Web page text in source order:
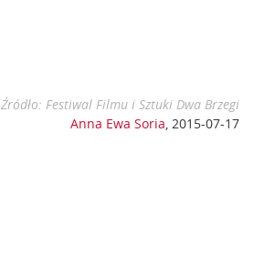
Źródło: Festiwal Filmu i Sztuki Dwa Brzegi
Anna Ewa Soria, 2015-07-17